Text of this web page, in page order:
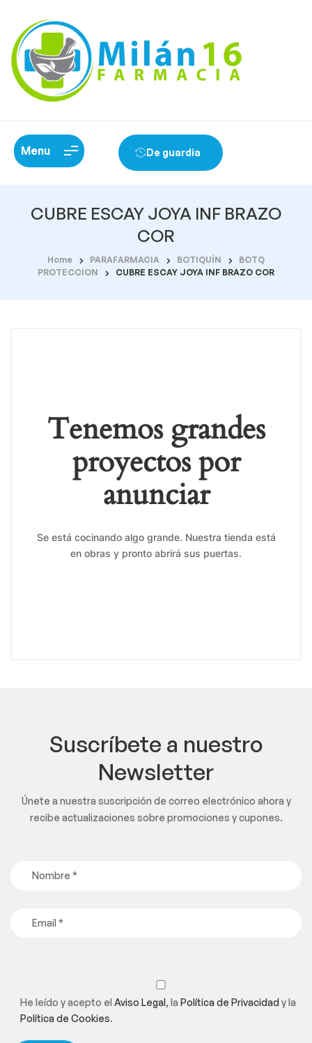
Menu De guardia
CUBRE ESCAY JOYA INF BRAZO
COR
Home PARAFARMACIA BOTIQUÍN
BOTQ
PROTECCION
CUBRE ESCAY JOYA INF BRAZO COR
Tenemos grandes
proyectos por
anunciar
Se está cocinando algo grande. Nuestra tienda está
en obras y pronto abrirá sus puertas.
Suscríbete a nuestro
Newsletter
Únete a nuestra suscripción de correo electrónico ahora y
recibe actualizaciones sobre promociones y cupones.
He leído y acepto el Aviso Legal, la Política de Privacidady la
Política de Cookies.